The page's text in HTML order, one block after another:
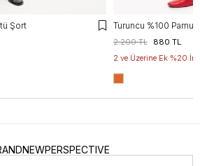
Şort
880 TL
2.200 TL
2 ve Üzerine Ek %20